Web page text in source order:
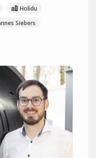
Holidu
Siebers